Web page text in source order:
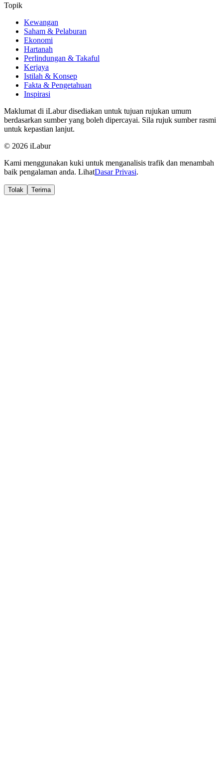
Topik
Kewangan
Saham & Pelaburan
Ekonomi
Hartanah
Perlindungan & Takaful
Kerjaya
Istilah & Konsep
Fakta & Pengetahuan
Inspirasi
Maklumat di iLabur disediakan untuk tujuan rujukan umum
berdasarkan sumber yang boleh dipercayai. Sila rujuk sumber rasmi
untuk kepastian lanjut.
© 2026 iLabur
Kami menggunakan kuki untuk menganalisis trafik dan menambah
baik pengalaman anda. LihatDasar Privasi.
Tolak Terima